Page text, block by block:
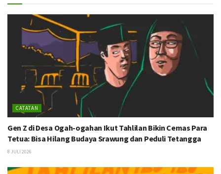
CATATAN
Gen Z di Desa Ogah-ogahan Ikut Tahlilan Bikin Cemas Para
Tetua: Bisa Hilang Budaya Srawung dan Peduli Tetangga
8 JULI 2026